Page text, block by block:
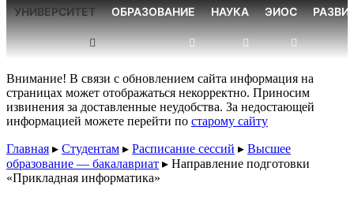
УНИВЕРСИТЕТ ОБРАЗОВАНИЕ НАУКА ЭИОС
Внимание! В связи с обновлением сайта информация на
страницах может отображаться некорректно. Приносим
извинения за доставленные неудобства. За недостающей
информацией можете перейти по старому сайту
Главная ▸ Студентам ▸ Расписание сессий ▸ Высшее
образование — бакалавриат ▸ Направление подготовки
«Прикладная информатика»